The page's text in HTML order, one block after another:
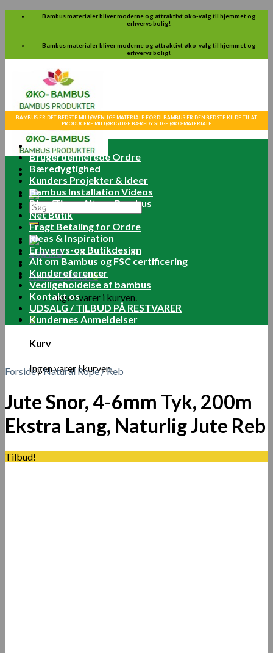
Skip
Bambus materialer bliver moderne og attraktivt øko-valg til hjemmet og
erhvervs bolig!
Bambus materialer bliver moderne og attraktivt øko-valg til hjemmet og
erhvervs bolig!
Søg
efter:
Log ind
Kurv /0.00kr.0
Ingen varer i kurven.
0
Kurv
Ingen varer i kurven.
BAMBUS ER DET BEDSTE MILJØVENLIGE MATERIALE FORDI BAMBUS ER DEN BEDSTE KILDE TIL AT
PRODUCERE MILJØRIGTIGE BÆREDYGTIGE ØKO-MATERIALE
Forside
Brugerdefinerede Ordre
Bæredygtighed
Kunders Projekter & Ideer
Bambus Installation Videos
Blog/Tips – Alt om Bambus
Net Butik
Fragt Betaling for Ordre
Ideas & Inspiration
Erhvervs-og Butikdesign
Alt om Bambus og FSC certificering
Kundereferencer
Vedligeholdelse af bambus
Kontakt os
UDSALG / TILBUD PÅ RESTVARER
Kundernes Anmeldelser
Forside/Natural Rope / Reb
Jute Snor, 4-6mm Tyk, 200m
Ekstra Lang, Naturlig Jute Reb
Tilbud!